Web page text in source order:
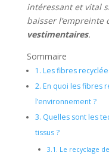
intéressant et vital
baisser l’empreinte
vestimentaires.
Sommaire
1. Les fibres
2. En quoi les fibres
l’environnement ?
3. Quelles sont les
tissus ?
3.1. Le recyclage